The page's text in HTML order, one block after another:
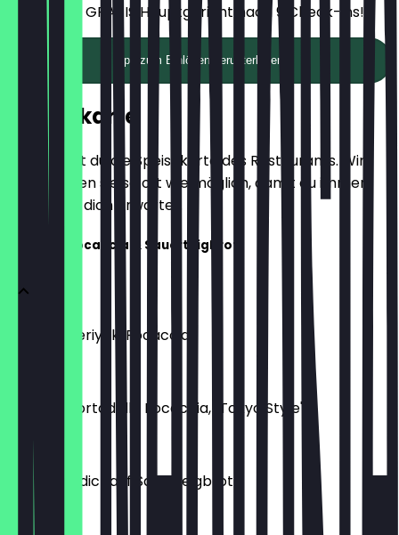
Erhalte ein GRATIS Hauptgericht nach 9 Check-ins!
App zum Einlösen herunterladen
Speisekarte
Hier findest du die Speisekarte des Restaurants. Wir
aktualisieren sie so oft wie möglich, damit du immer
weißt, was dich erwartet.
Itameshi Focaccia & Sauerteigbrot
Chicken Teriyaki Focaccia
Burrata Mortadella Focaccia, "Tokyo Style"
€ 14,00
Eggs Benedict auf Sauerteigbrot
€ 13,00